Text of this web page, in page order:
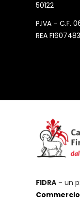
50122
P.IVA – C.F.
REA
FIDRA – un